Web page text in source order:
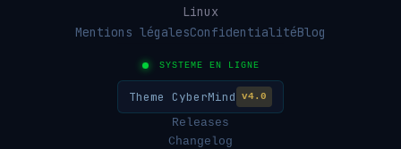
Linux
Mentions légalesConfidentialitéBlog
SYSTEME EN LIGNE
Theme CyberMind v4.0
Releases
Changelog